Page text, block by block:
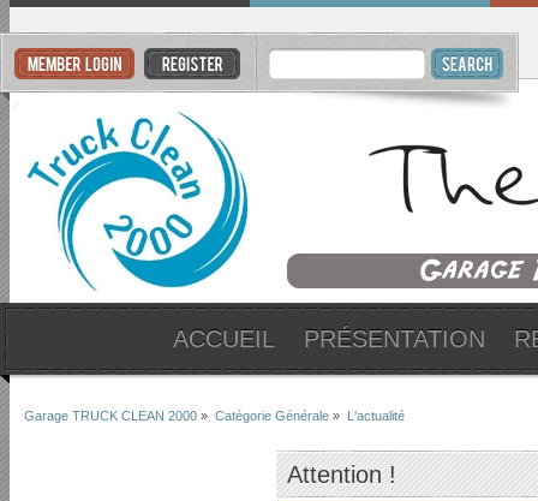
ACCUEIL PRÉSENTATION
Garage TRUCK CLEAN 2000 » Catégorie Générale » L'actualité
Attention !